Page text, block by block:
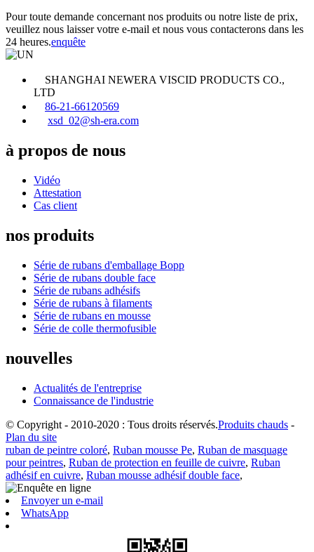
Pour toute demande concernant nos produits ou notre liste de prix,
veuillez nous laisser votre e-mail et nous vous contacterons dans les
24 heures.enquête
SHANGHAI NEWERA VISCID PRODUCTS CO.,
LTD
86-21-66120569
xsd_02@sh-era.com
à propos de nous
Vidéo
Attestation
Cas client
nos produits
Série de rubans d'emballage Bopp
Série de rubans double face
Série de rubans adhésifs
Série de rubans à filaments
Série de rubans en mousse
Série de colle thermofusible
nouvelles
Actualités de l'entreprise
Connaissance de l'industrie
© Copyright - 2010-2020 : Tous droits réservés.Produits chauds -
Plan du site
ruban de peintre coloré, Ruban mousse Pe, Ruban de masquage
pour peintres, Ruban de protection en feuille de cuivre, Ruban
adhésif en cuivre, Ruban mousse adhésif double face,
Envoyer un e-mail
WhatsApp